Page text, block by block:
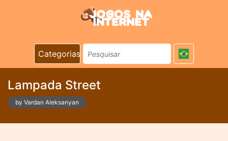
Categorias
Lampada Street
by Vardan Aleksanyan